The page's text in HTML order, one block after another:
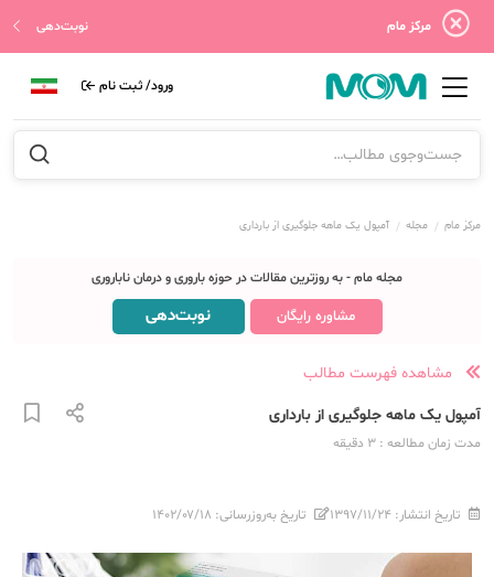
مرکز مام نوبت‌دهی
ورود/ ثبت نام
مرکز مام مجله آمپول‌ یک‌ ماهه جلوگیری از بارداری
مجله مام - به روزترین مقالات در حوزه باروری و درمان ناباروری
مشاوره رایگان نوبت‌دهی
مشاهده فهرست مطالب
آمپول‌ یک‌ ماهه جلوگیری از بارداری
مدت زمان مطالعه : 3 دقیقه
تاریخ انتشار: ۱۳۹۷/۱۱/۲۴ تاریخ به‌روزرسانی: ۱۴۰۲/۰۷/۱۸